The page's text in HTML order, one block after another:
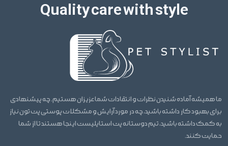
Quality care with style
ما همیشه آماده شنیدن نظرات و انتقادات شما عزیزان هستیم. چه پیشنهادی
برای بهبود کار داشته باشید، چه در مورد آرایش و مشکلات پوستی پت تون نیاز
به کمک داشته باشید، تیم دوستانه پت استایلیست اینجا هستند تا از شما
حمایت کنند.